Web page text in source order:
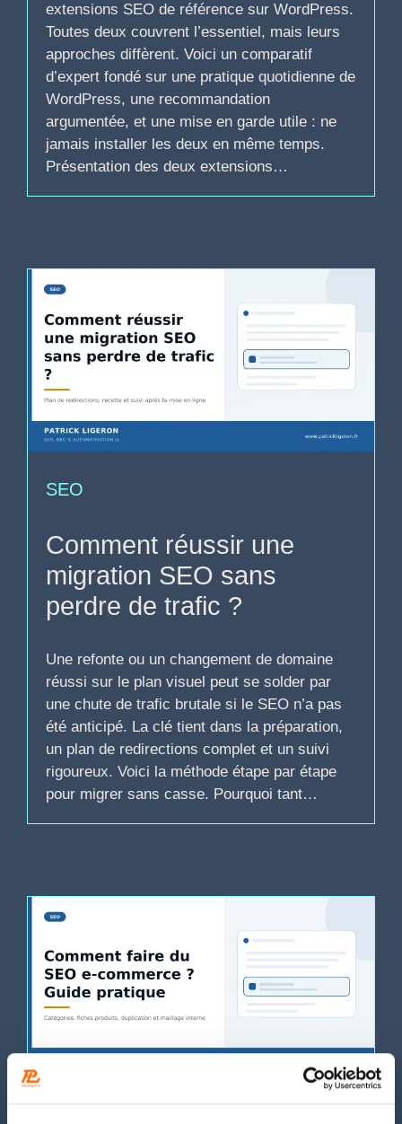
extensions SEO de référence sur WordPress.
Toutes deux couvrent l’essentiel, mais leurs
approches diffèrent. Voici un comparatif
d’expert fondé sur une pratique quotidienne de
WordPress, une recommandation
argumentée, et une mise en garde utile : ne
jamais installer les deux en même temps.
Présentation des deux extensions…
SEO
Comment réussir une
migration SEO sans
perdre de trafic ?
Une refonte ou un changement de domaine
réussi sur le plan visuel peut se solder par
une chute de trafic brutale si le SEO n’a pas
été anticipé. La clé tient dans la préparation,
un plan de redirections complet et un suivi
rigoureux. Voici la méthode étape par étape
pour migrer sans casse. Pourquoi tant…